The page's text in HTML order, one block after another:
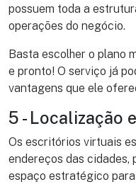
possuem toda a
operações do negócio.
Basta escolher o plano
e pronto! O serviço já
vantagens que ele
5 - Localização
Os escritórios virtuais
endereços das cidades,
espaço estratégico